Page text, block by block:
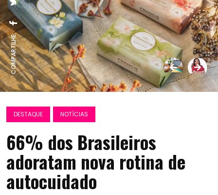
COMPARTILHE:
DESTAQUE NOTÍCIAS
66% dos Brasileiros
adoratam nova rotina de
autocuidado